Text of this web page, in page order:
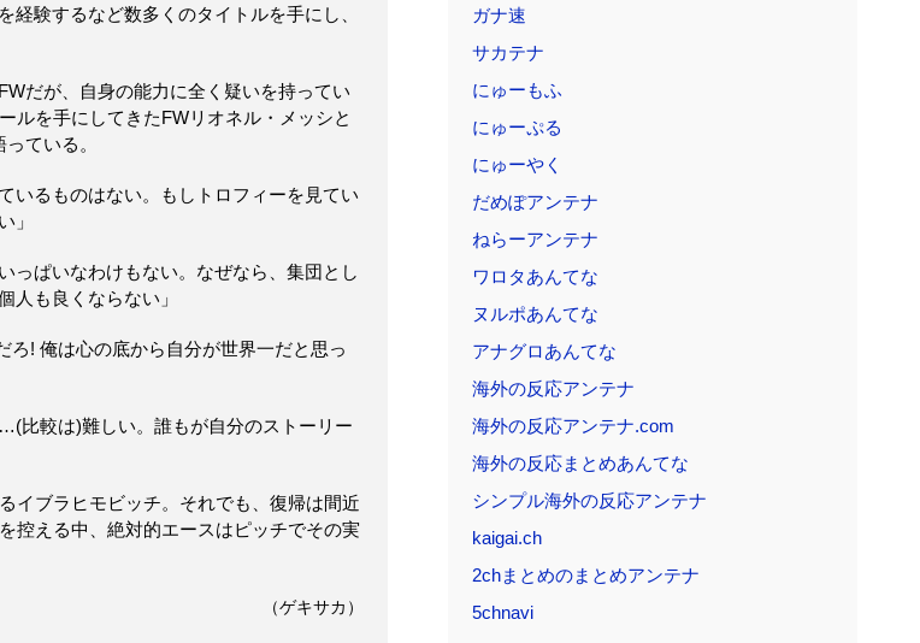
験するなど数多くのタイトルを手にし、
だが、自身の能力に全く疑いを持ってい
ルを手にしてきたFWリオネル・メッシと
ている。
いるものはない。もしトロフィーを見てい
」
っぱいなわけもない。なぜなら、集団とし
人も良くならない」
ろ! 俺は心の底から自分が世界一だと思っ
比較は)難しい。誰もが自分のストーリー
イブラヒモビッチ。それでも、復帰は間近
控える中、絶対的エースはピッチでその実
（ゲキサカ）
ガナ速
サカテナ
にゅーもふ
にゅーぷる
にゅーやく
だめぽアンテナ
ねらーアンテナ
ワロタあんてな
ヌルポあんてな
アナグロあんてな
海外の反応アンテナ
海外の反応アンテナ.com
海外の反応まとめあんてな
シンプル海外の反応アンテナ
kaigai.ch
2chまとめのまとめアンテナ
5chnavi